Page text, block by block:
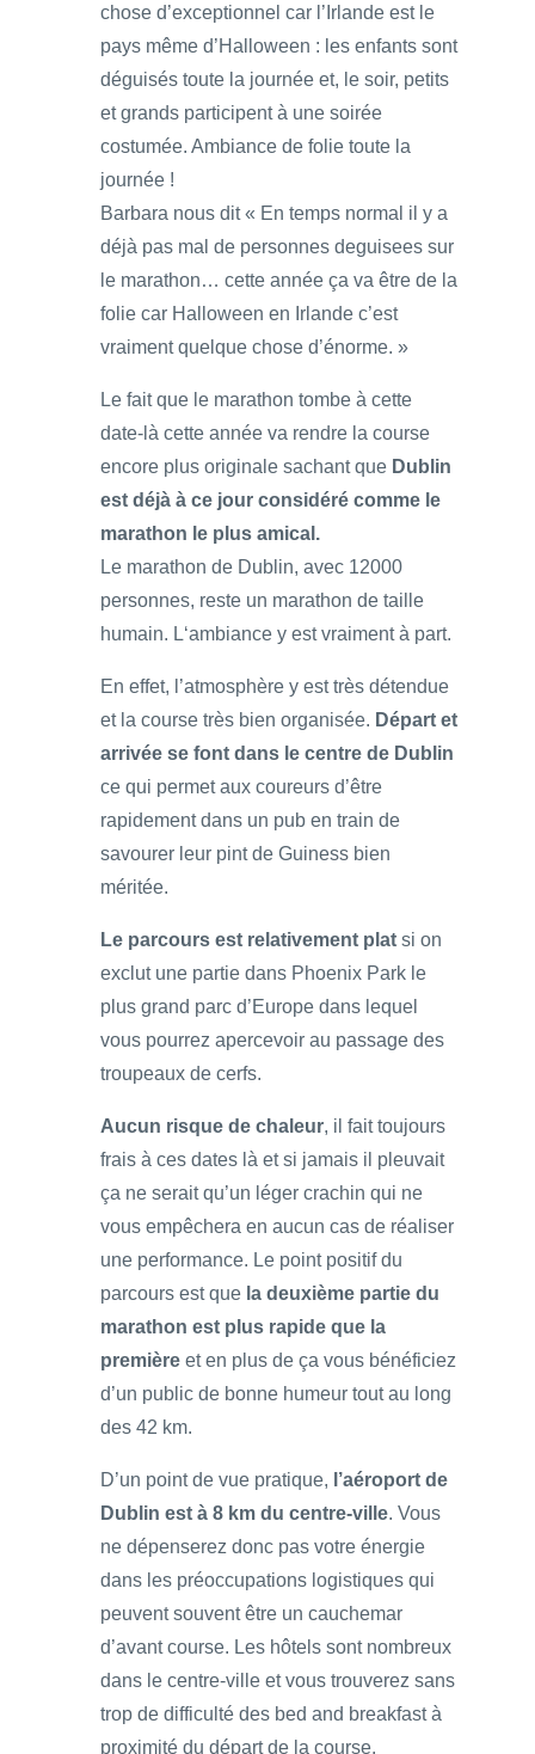
chose d’exceptionnel car l’Irlande est le
pays même d’Halloween : les enfants sont
déguisés toute la journée et, le soir, petits
et grands participent à une soirée
costumée. Ambiance de folie toute la
journée !
Barbara nous dit « En temps normal il y a
déjà pas mal de personnes deguisees sur
le marathon… cette année ça va être de la
folie car Halloween en Irlande c’est
vraiment quelque chose d’énorme. »
Le fait que le marathon tombe à cette
date-là cette année va rendre la course
encore plus originale sachant que Dublin
est déjà à ce jour considéré comme le
marathon le plus amical.
Le marathon de Dublin, avec 12000
personnes, reste un marathon de taille
humain. L‘ambiance y est vraiment à part.
En effet, l’atmosphère y est très détendue
et la course très bien organisée. Départ et
arrivée se font dans le centre de Dublin
ce qui permet aux coureurs d’être
rapidement dans un pub en train de
savourer leur pint de Guiness bien
méritée.
Le parcours est relativement plat si on
exclut une partie dans Phoenix Park le
plus grand parc d’Europe dans lequel
vous pourrez apercevoir au passage des
troupeaux de cerfs.
Aucun risque de chaleur, il fait toujours
frais à ces dates là et si jamais il pleuvait
ça ne serait qu’un léger crachin qui ne
vous empêchera en aucun cas de réaliser
une performance. Le point positif du
parcours est que la deuxième partie du
marathon est plus rapide que la
première et en plus de ça vous bénéficiez
d’un public de bonne humeur tout au long
des 42 km.
D’un point de vue pratique, l’aéroport de
Dublin est à 8 km du centre-ville. Vous
ne dépenserez donc pas votre énergie
dans les préoccupations logistiques qui
peuvent souvent être un cauchemar
d’avant course. Les hôtels sont nombreux
dans le centre-ville et vous trouverez sans
trop de difficulté des bed and breakfast à
proximité du départ de la course.